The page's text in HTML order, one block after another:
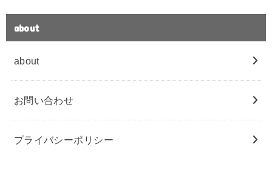
about
about
お問い合わせ
プライバシーポリシー